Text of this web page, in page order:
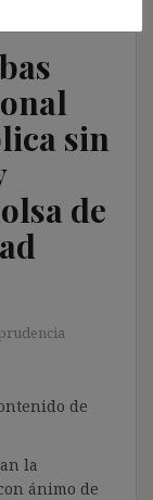
sin
de
de
la
ánimo de